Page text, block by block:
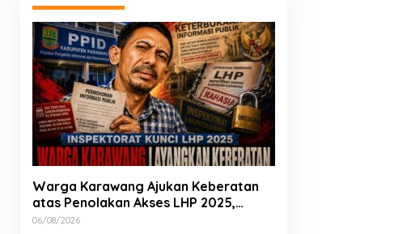
Warga Karawang Ajukan Keberatan
atas Penolakan Akses LHP 2025,
Soroti Keterbukaan Informasi Publik
06/08/2026